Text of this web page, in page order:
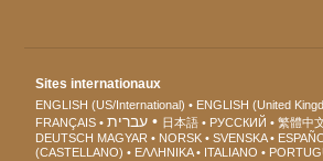
Sites internationaux
ENGLISH (US/International) ENGLISH (United
FRANÇAIS
עברית 日本語 РУССКИЙ 繁體中
DEUTSCH MAGYAR NORSK SVENSKA
(CASTELLANO)
ΕΛΛΗΝΙΚA ITALIANO